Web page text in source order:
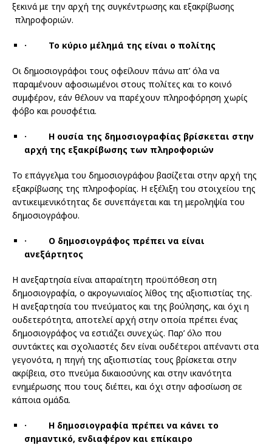
ξεκινά με την αρχή της συγκέντρωσης και εξακρίβωσης
πληροφοριών.
· Το κύριο μέλημά της είναι ο πολίτης
Oι δημοσιογράφοι τους οφείλουν πάνω απ’ όλα να
παραμένουν αφοσιωμένοι στους πολίτες και το κοινό
συμφέρον, εάν θέλουν να παρέχουν πληροφόρηση χωρίς
φόβο και ρουσφέτια.
· Η ουσία της δημοσιογραφίας βρίσκεται στην
αρχή της εξακρίβωσης των πληροφοριών
Το επάγγελμα του δημοσιογράφου βασίζεται στην αρχή της
εξακρίβωσης της πληροφορίας. Η εξέλιξη του στοιχείου της
αντικειμενικότητας δε συνεπάγεται και τη μεροληψία του
δημοσιογράφου.
· Ο δημοσιογράφος πρέπει να είναι
ανεξάρτητος
Η ανεξαρτησία είναι απαραίτητη προϋπόθεση στη
δημοσιογραφία, ο ακρογωνιαίος λίθος της αξιοπιστίας της.
Η ανεξαρτησία του πνεύματος και της βούλησης, και όχι η
ουδετερότητα, αποτελεί αρχή στην οποία πρέπει ένας
δημοσιογράφος να εστιάζει συνεχώς. Παρ’ όλο που
συντάκτες και σχολιαστές δεν είναι ουδέτεροι απέναντι στα
γεγονότα, η πηγή της αξιοπιστίας τους βρίσκεται στην
ακρίβεια, στο πνεύμα δικαιοσύνης και στην ικανότητα
ενημέρωσης που τους διέπει, και όχι στην αφοσίωση σε
κάποια ομάδα.
· Η δημοσιογραφία πρέπει να κάνει το
σημαντικό, ενδιαφέρον και επίκαιρο